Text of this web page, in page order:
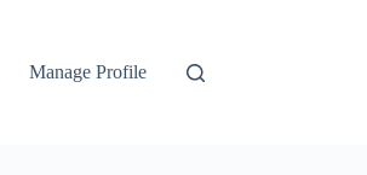
Manage Profile